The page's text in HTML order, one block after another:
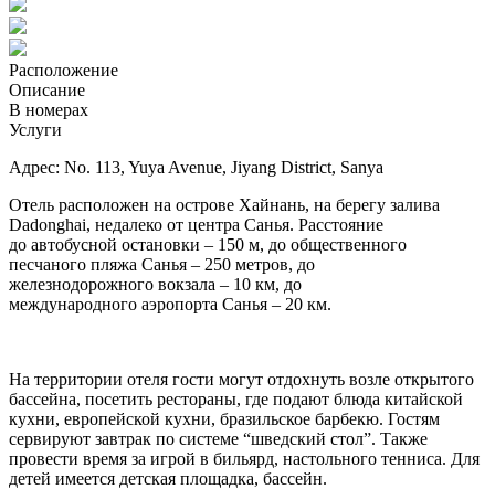
Расположение
Описание
В номерах
Услуги
Адрес: No. 113, Yuya Avenue, Jiyang District, Sanya
Отель расположен на острове Хайнань, на берегу залива
Dadonghai, недалеко от центра Санья. Расстояние
до автобусной остановки – 150 м, до общественного
песчаного пляжа Санья – 250 метров, до
железнодорожного вокзала – 10 км, до
международного аэропорта Санья – 20 км.
На территории отеля гости могут отдохнуть возле открытого
бассейна, посетить рестораны, где подают блюда китайской
кухни, европейской кухни, бразильское барбекю. Гостям
сервируют завтрак по системе “шведский стол”. Также
провести время за игрой в бильярд, настольного тенниса. Для
детей имеется детская площадка, бассейн.